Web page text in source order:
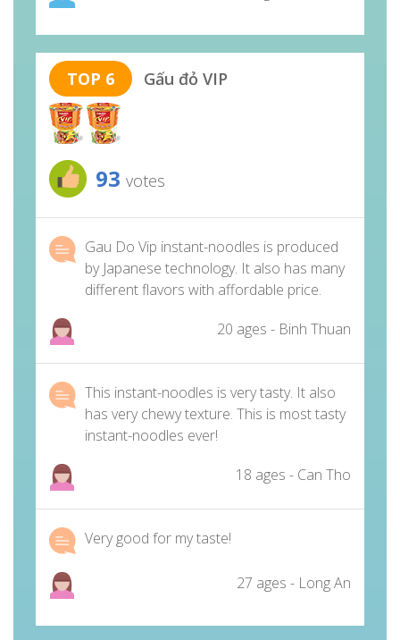
TOP 6 Gấu đỏ VIP
93 votes
Gau Do Vip instant-noodles is produced
by Japanese technology. It also has many
different flavors with affordable price.
20 ages - Binh Thuan
This instant-noodles is very tasty. It also
has very chewy texture. This is most tasty
instant-noodles ever!
18 ages - Can Tho
Very good for my taste!
27 ages - Long An